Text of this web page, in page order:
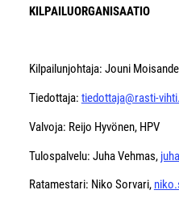
KILPAILUORGANISAATIO
Kilpailunjohtaja: Jouni
Tiedottaja: tiedottaja@rasti-
Valvoja: Reijo Hyvönen, HPV
Tulospalvelu: Juha Vehmas,
Ratamestari: Niko Sorvari,